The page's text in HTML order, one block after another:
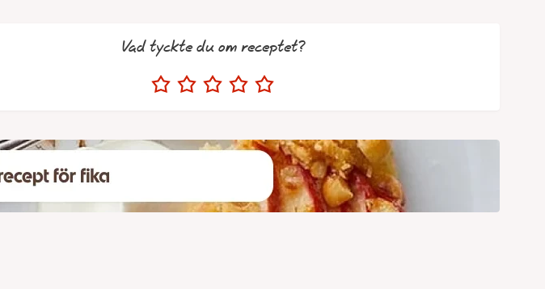
Vad tyckte du om receptet?